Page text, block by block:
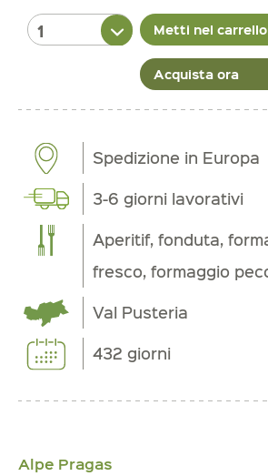
Metti nel carrello
Acquista ora
Spedizione in Europa
3-6 giorni lavorativi
Aperitif, fonduta,
fresco, formaggio
Val Pusteria
432 giorni
Alpe Pragas